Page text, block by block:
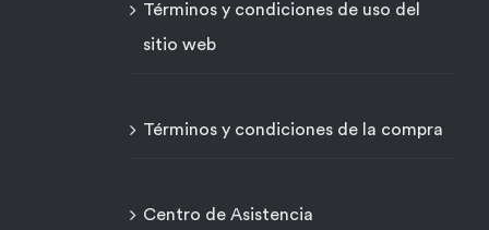
Términos y condiciones de uso del
sitio web
Términos y condiciones de la compra
Centro de Asistencia